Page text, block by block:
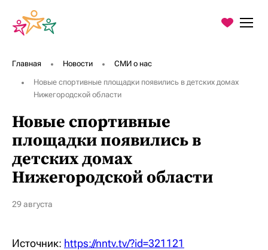
О Фонде
Программы
Благодарности
Контакты
Хочу помочь
Главная Новости СМИ о нас
Новые спортивные площадки появились в детских домах
Нижегородской области
Новые спортивные
площадки появились в
детских домах
Нижегородской области
29 августа
Источник: https://nntv.tv/?id=321121